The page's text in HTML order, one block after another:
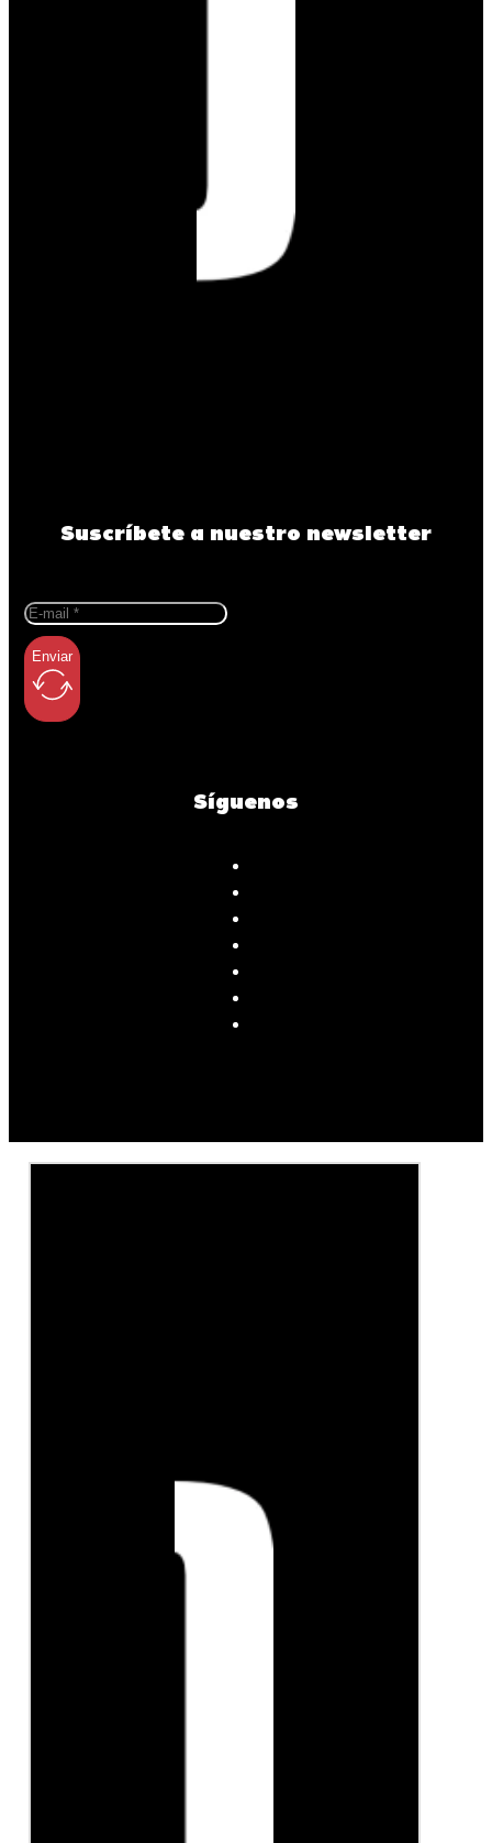
Suscríbete a nuestro newsletter
Enviar
Síguenos